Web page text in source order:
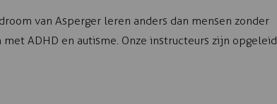
van Asperger leren anders dan mensen zonder
ADHD en autisme. Onze instructeurs zijn opgeleid